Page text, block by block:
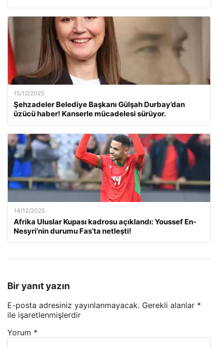
15/12/2025
Şehzadeler Belediye Başkanı Gülşah Durbay’dan
üzücü haber! Kanserle mücadelesi sürüyor.
14/12/2025
Afrika Uluslar Kupası kadrosu açıklandı: Youssef En-
Nesyri’nin durumu Fas’ta netleşti!
Bir yanıt yazın
E-posta adresiniz yayınlanmayacak. Gerekli alanlar *
ile işaretlenmişlerdir
Yorum *